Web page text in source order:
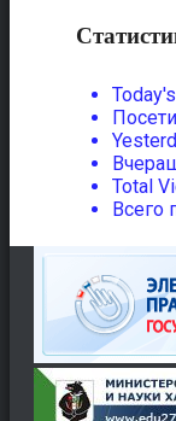
Total
Всего